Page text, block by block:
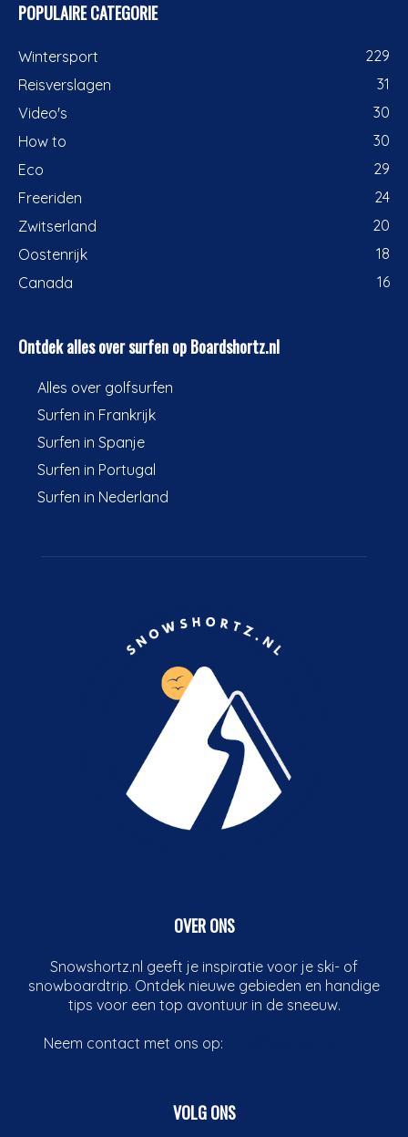
POPULAIRE CATEGORIE
Wintersport
229
Reisverslagen
31
Video's
30
How to
30
Eco
29
Freeriden
24
Zwitserland
20
Oostenrijk
18
Canada
16
Ontdek alles over surfen op Boardshortz.nl
Alles over golfsurfen
Surfen in Frankrijk
Surfen in Spanje
Surfen in Portugal
Surfen in Nederland
OVER ONS
Snowshortz.nl geeft je inspiratie voor je ski- of
snowboardtrip. Ontdek nieuwe gebieden en handige
tips voor een top avontuur in de sneeuw.
Neem contact met ons op:
VOLG ONS